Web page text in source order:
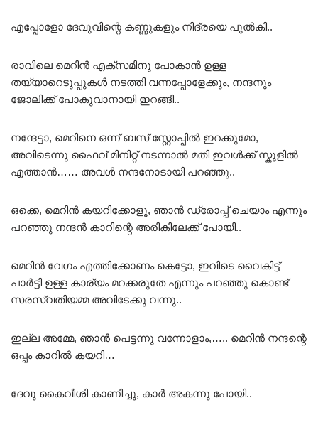
എപ്പോളോ ദേവുവിന്റെ കണ്ണുകളും നിദ്രയെ പുൽകി..
രാവിലെ മെറിൻ എക്സമിനു പോകാൻ ഉള്ള
തയ്യാറെടുപ്പുകൾ നടത്തി വന്നപ്പോളേക്കും, നന്ദനും
ജോലിക്ക് പോകുവാനായി ഇറങ്ങി..
നന്ദേട്ടാ, മെറിനെ ഒന്ന് ബസ് സ്റ്റോപ്പിൽ ഇറക്കുമോ,
അവിടെന്നു ഫൈവ് മിനിറ്റ് നടന്നാൽ മതി ഇവൾക്ക് സ്കൂളിൽ
എത്താൻ…… അവൾ നന്ദനോടായി പറഞ്ഞു..
ഒക്കെ, മെറിൻ കയറിക്കോളൂ, ഞാൻ ഡ്രോപ്പ് ചെയാം എന്നും
പറഞ്ഞു നന്ദൻ കാറിന്റെ അരികിലേക്ക് പോയി..
മെറിൻ വേഗം എത്തിക്കോണം കെട്ടോ, ഇവിടെ വൈകിട്ട്
പാർട്ടി ഉള്ള കാര്യം മറക്കരുതേ എന്നും പറഞ്ഞു കൊണ്ട്
സരസ്വതിയമ്മ അവിടേക്കു വന്നു..
ഇല്ല അമ്മേ, ഞാൻ പെട്ടന്നു വന്നോളാം,….. മെറിൻ നന്ദന്റെ
ഒപ്പം കാറിൽ കയറി…
ദേവു കൈവീശി കാണിച്ചു, കാർ അകന്നു പോയി..